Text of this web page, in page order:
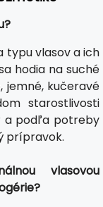
typu vlasov a ich
hodia na suché
jemné, kučeravé
starostlivosti
a podľa potreby
prípravok.
vlasovou